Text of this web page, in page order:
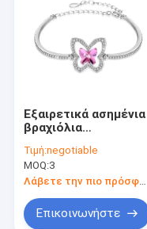
Εξαιρετικά ασημένια
βραχιόλια
ρυθμιστών Fiancée
Τιμή:negotiable
MOQ:3
Λάβετε την πιο πρόσφατη τιμή
Επικοινωνήστε